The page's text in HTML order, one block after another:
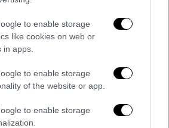
to enable storage
like cookies on web or
apps.
to enable storage
of the website or app.
to enable storage
14:01
8 ασθενείς σε ΜΕΘ